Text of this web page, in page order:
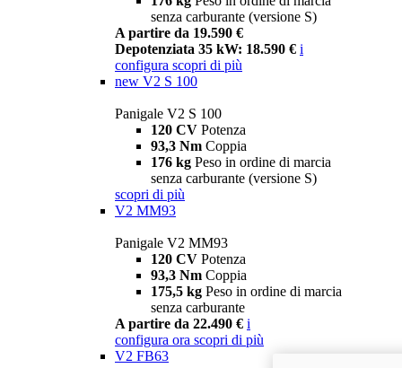
senza carburante (versione S)
A partire da 19.590 €
Depotenziata 35 kW: 18.590 € i
configura scopri di più
new V2 S 100
Panigale V2 S 100
120 CV Potenza
93,3 Nm Coppia
176 kg Peso in ordine di marcia
senza carburante (versione S)
scopri di più
V2 MM93
Panigale V2 MM93
120 CV Potenza
93,3 Nm Coppia
175,5 kg Peso in ordine di marcia
senza carburante
A partire da 22.490 € i
configura ora scopri di più
V2 FB63